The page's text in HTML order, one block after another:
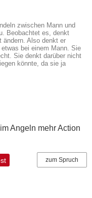
zwischen Mann und
Beobachtet es, denkt
ändern. Also denkt er
bei einem Mann. Sie
Sie denkt darüber nicht
könnte, da sie ja
zum Spruch